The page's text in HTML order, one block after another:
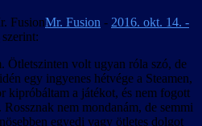
Mr. Fusion - 2016. okt. 14. -
szerint:
Ötletszinten volt ugyan róla szó, de
egy ingyenes hétvége a Steamen,
kipróbáltam a játékot, és nem fogott
Rossznak nem mondanám, de semmi
egyedi vagy ötletes dolgot